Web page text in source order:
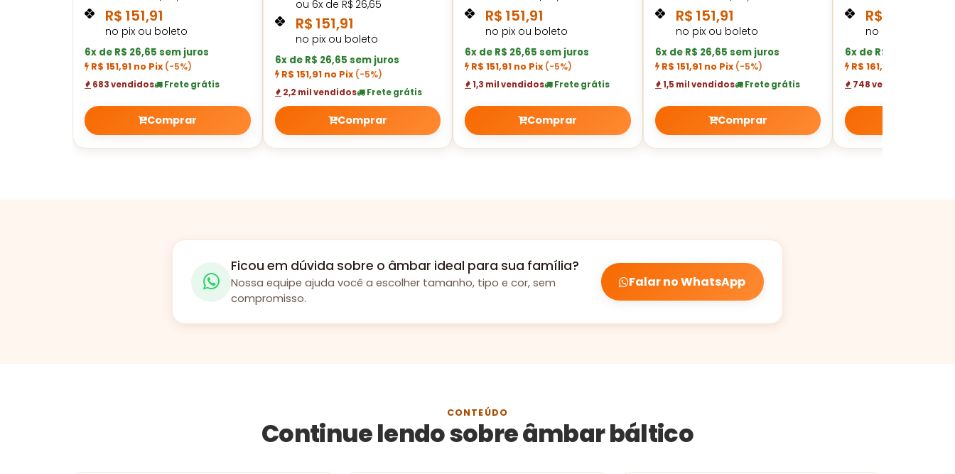
R$ 151,91
no pix ou boleto
6x de R$ 26,65 sem juros
R$ 151,91 no Pix (-5%)
683 vendidos Frete grátis
Comprar
ou 6x de R$ 26,65
R$ 151,91
no pix ou boleto
6x de R$ 26,65 sem juros
R$ 151,91 no Pix (-5%)
2,2 mil vendidos Frete grátis
Comprar
R$ 151,91
no pix ou boleto
6x de R$ 26,65 sem juros
R$ 151,91 no Pix (-5%)
1,3 mil vendidos Frete grátis
Comprar
R$ 151,91
no pix ou boleto
6x de R$ 26,65 sem juros
R$ 151,91 no Pix (-5%)
1,5 mil vendidos Frete grátis
Comprar
R$
no pix ou boleto
6x de R$ 28,32 sem
R$ 161,41 no Pix
748 vendidos
Ficou em dúvida sobre o âmbar ideal para sua família?
Nossa equipe ajuda você a escolher tamanho, tipo e cor, sem
compromisso.
Falar no WhatsApp
CONTEÚDO
Continue lendo sobre âmbar báltico